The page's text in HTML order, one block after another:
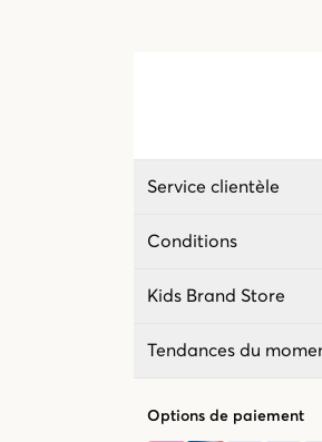
Service clientèle
Conditions
Kids Brand Store
Tendances du
Options de paiement